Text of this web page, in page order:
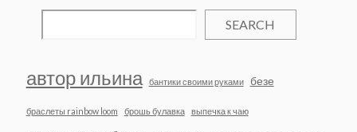
SEARCH
автор ильина бантики своими руками безе
браслеты rainbow loom брошь булавка выпечка к чаю